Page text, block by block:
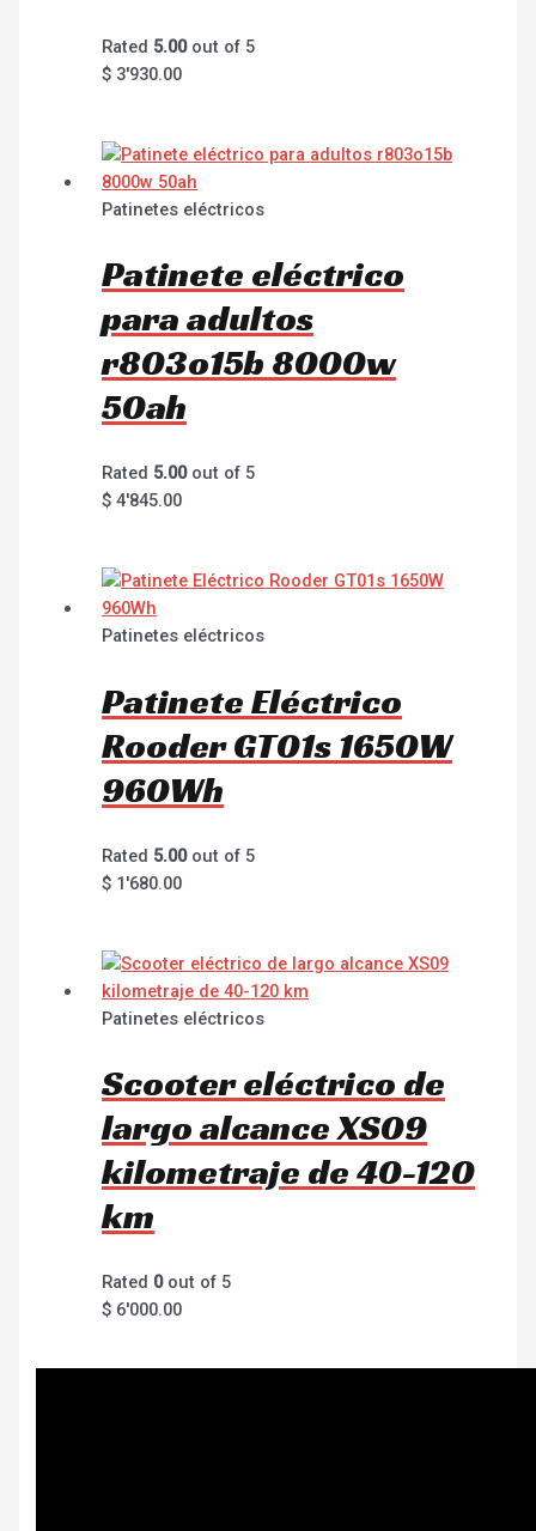
Rated 5.00out of 5
$ 3'930.00
Patinetes eléctricos
Patinete eléctrico
para adultos
r803o15b 8000w
50ah
Rated 5.00out of 5
$ 4'845.00
Patinetes eléctricos
Patinete Eléctrico
Rooder GT01s 1650W
960Wh
Rated 5.00out of 5
$ 1'680.00
Patinetes eléctricos
Scooter eléctrico de
largo alcance XS09
kilometraje de 40-120
km
Rated 0out of 5
$ 6'000.00